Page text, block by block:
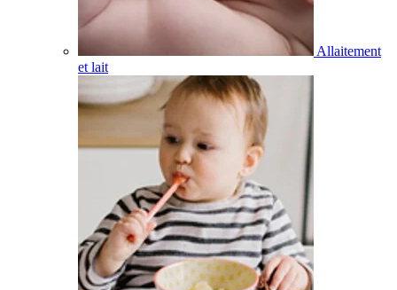
Allaitement
et lait